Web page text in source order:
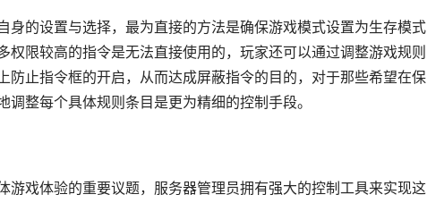
身的设置与选择，最为直接的方法是确保游戏模式设置为生存模式
限较高的指令是无法直接使用的，玩家还可以通过调整游戏规则
防止指令框的开启，从而达成屏蔽指令的目的，对于那些希望在保
整每个具体规则条目是更为精细的控制手段。
游戏体验的重要议题，服务器管理员拥有强大的控制工具来实现这